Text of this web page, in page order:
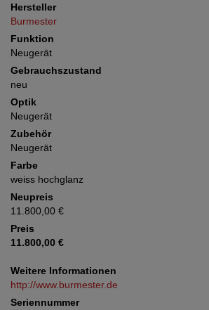
Hersteller
Burmester
Funktion
Neugerät
Gebrauchszustand
neu
Optik
Neugerät
Zubehör
Neugerät
Farbe
weiss hochglanz
Neupreis
11.800,00 €
Preis
11.800,00 €
Weitere Informationen
http://www.burmester.de
Seriennummer